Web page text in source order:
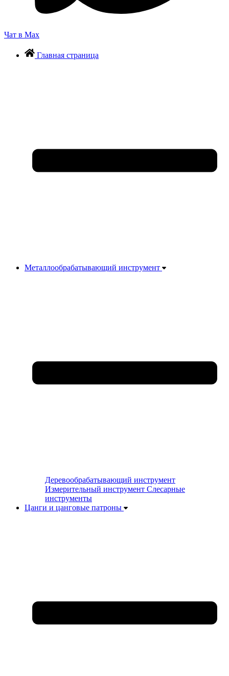
Чат в Max
Главная страница
Металлообрабатывающий инструмент
Деревообрабатывающий инструмент
Измерительный инструмент Слесарные
инструменты
Цанги и цанговые патроны